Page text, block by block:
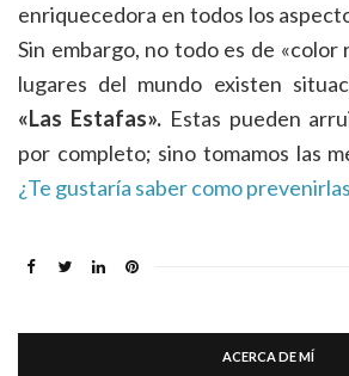
enriquecedora en todos los
Sin embargo, no todo es de «color
lugares del mundo existen
«Las Estafas». Estas pueden
por completo; sino tomamos las
¿Te gustaría saber como
ACERCA DE MÍ